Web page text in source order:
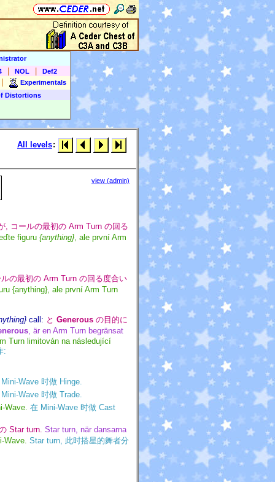
NOL Def2
Experimentals
Distortions
All levels:
view (admin)
, コールの最初の Arm Turn の回る
figuru {anything} , ale první Arm
の最初の Arm Turn の回る度合い
{anything}, ale první Arm Turn
call: と Generous の目的に
, är en Arm Turn begränsat
Turn limitován na následující
:
Wave 时做 Hinge.
Wave 时做 Trade.
Wave. 在 Mini-Wave 时做 Cast
Star turn. Star turn, när dansarna
Star turn, 此时搭星的舞者分